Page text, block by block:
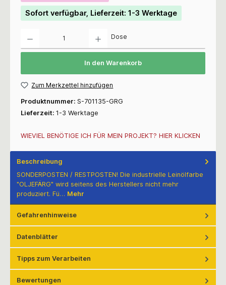
Sofort verfügbar, Lieferzeit: 1-3 Werktage
Dose
In den Warenkorb
Zum Merkzettel hinzufügen
Produktnummer: S-701135-GRG
Lieferzeit: 1-3 Werktage
WIEVIEL BENÖTIGE ICH FÜR MEIN PROJEKT? HIER KLICKEN
Beschreibung
SONDERPOSTEN / RESTPOSTEN! Die industrielle Leinölfarbe
"OLJEFÄRG" wird seitens des Herstellers nicht mehr
produziert. Fü… Mehr
Gefahrenhinweise
Datenblätter
Tipps zum Verarbeiten
Bewertungen